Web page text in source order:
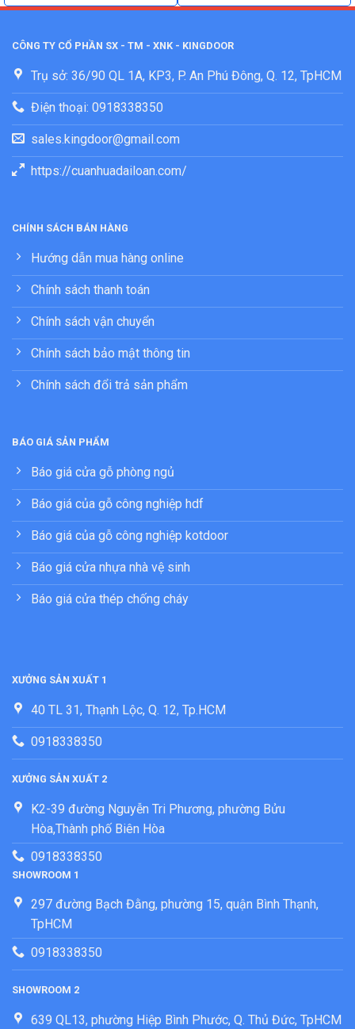
CÔNG TY CỔ PHẦN SX - TM - XNK - KINGDOOR
Trụ sở: 36/90 QL 1A, KP3, P. An Phú Đông, Q. 12, TpHCM
Điện thoại: 0918338350
sales.kingdoor@gmail.com
https://cuanhuadailoan.com/
CHÍNH SÁCH BÁN HÀNG
Hướng dẫn mua hàng online
Chính sách thanh toán
Chính sách vận chuyển
Chính sách bảo mật thông tin
Chính sách đổi trả sản phẩm
BÁO GIÁ SẢN PHẨM
Báo giá cửa gỗ phòng ngủ
Báo giá của gỗ công nghiệp hdf
Báo giá của gỗ công nghiệp kotdoor
Báo giá cửa nhựa nhà vệ sinh
Báo giá cửa thép chống cháy
XƯỞNG SẢN XUẤT 1
40 TL 31, Thạnh Lộc, Q. 12, Tp.HCM
0918338350
XƯỞNG SẢN XUẤT 2
K2-39 đường Nguyễn Tri Phương, phường Bửu
Hòa,Thành phố Biên Hòa
0918338350
SHOWROOM 1
297 đường Bạch Đằng, phường 15, quận Bình Thạnh,
TpHCM
0918338350
SHOWROOM 2
639 QL13, phường Hiệp Bình Phước, Q. Thủ Đức, TpHCM